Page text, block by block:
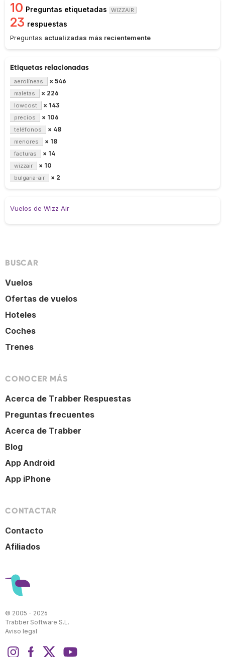
10 Preguntas etiquetadas WIZZAIR
23 respuestas
Preguntas actualizadas más recientemente
Etiquetas relacionadas
aerolíneas × 546
maletas × 226
lowcost × 143
precios × 106
teléfonos × 48
menores × 18
facturas × 14
wizzair × 10
bulgaria-air × 2
Vuelos de Wizz Air
BUSCAR
Vuelos
Ofertas de vuelos
Hoteles
Coches
Trenes
CONOCER MÁS
Acerca de Trabber Respuestas
Preguntas frecuentes
Acerca de Trabber
Blog
App Android
App iPhone
CONTACTAR
Contacto
Afiliados
© 2005 - 2026
Trabber Software S.L.
Aviso legal